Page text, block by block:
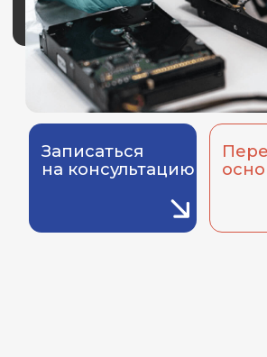
Экспертиза в
большинстве случаев
помогает определить
компьютерное
средство как объект
исследования,
подключиться к нему и
извлечь информацию.